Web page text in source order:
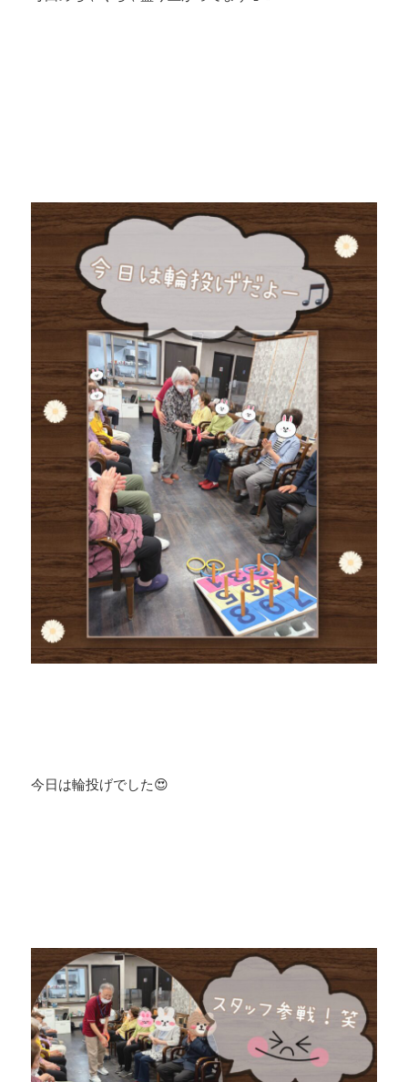
今日は輪投げでした😍